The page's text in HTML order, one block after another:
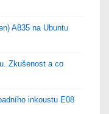
A835 na Ubuntu
Zkušenost a co
inkoustu E08